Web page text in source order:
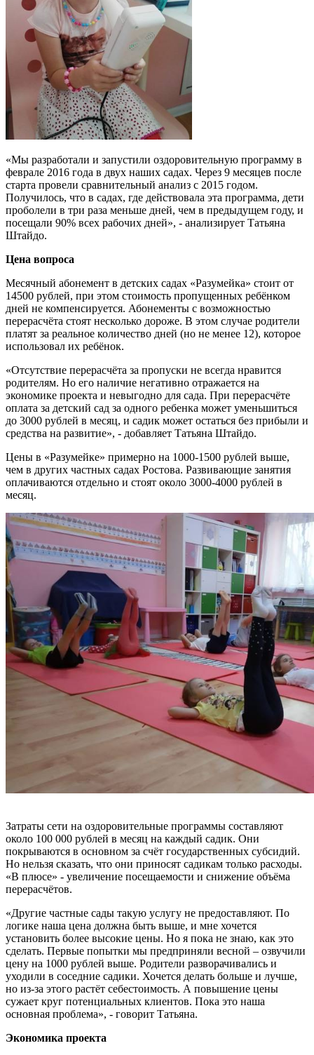
«Мы разработали и запустили оздоровительную программу в
феврале 2016 года в двух наших садах. Через 9 месяцев после
старта провели сравнительный анализ с 2015 годом.
Получилось, что в садах, где действовала эта программа, дети
проболели в три раза меньше дней, чем в предыдущем году, и
посещали 90% всех рабочих дней», - анализирует Татьяна
Штайдо.
Цена вопроса
Месячный абонемент в детских садах «Разумейка» стоит от
14500 рублей, при этом стоимость пропущенных ребёнком
дней не компенсируется. Абонементы с возможностью
перерасчёта стоят несколько дороже. В этом случае родители
платят за реальное количество дней (но не менее 12), которое
использовал их ребёнок.
«Отсутствие перерасчёта за пропуски не всегда нравится
родителям. Но его наличие негативно отражается на
экономике проекта и невыгодно для сада. При перерасчёте
оплата за детский сад за одного ребенка может уменьшиться
до 3000 рублей в месяц, и садик может остаться без прибыли и
средства на развитие», - добавляет Татьяна Штайдо.
Цены в «Разумейке» примерно на 1000-1500 рублей выше,
чем в других частных садах Ростова. Развивающие занятия
оплачиваются отдельно и стоят около 3000-4000 рублей в
месяц.
Затраты сети на оздоровительные программы составляют
около 100 000 рублей в месяц на каждый садик. Они
покрываются в основном за счёт государственных субсидий.
Но нельзя сказать, что они приносят садикам только расходы.
«В плюсе» - увеличение посещаемости и снижение объёма
перерасчётов.
«Другие частные сады такую услугу не предоставляют. По
логике наша цена должна быть выше, и мне хочется
установить более высокие цены. Но я пока не знаю, как это
сделать. Первые попытки мы предприняли весной – озвучили
цену на 1000 рублей выше. Родители разворачивались и
уходили в соседние садики. Хочется делать больше и лучше,
но из-за этого растёт себестоимость. А повышение цены
сужает круг потенциальных клиентов. Пока это наша
основная проблема», - говорит Татьяна.
Экономика проекта